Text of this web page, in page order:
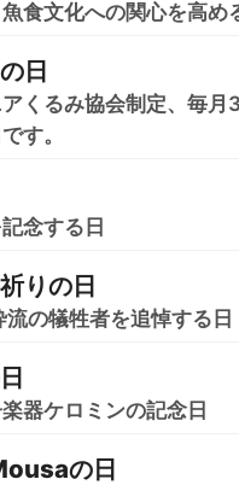
食文化への関心を高め
日
くるみ協会制定、毎
す。
念する日
りの日
流の犠牲者を追悼する日
器ケロミンの記念日
の日